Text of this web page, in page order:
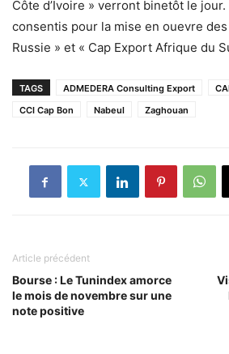
Côte d’Ivoire » verront binetôt le
consentis pour la mise en ouevre
Russie » et « Cap Export Afrique du
TAGS ADMEDERA Consulting Export
CCI Cap Bon
Nabeul Zaghouan
Article précédent
Bourse : Le Tunindex amorce
le mois de novembre sur une
note positive